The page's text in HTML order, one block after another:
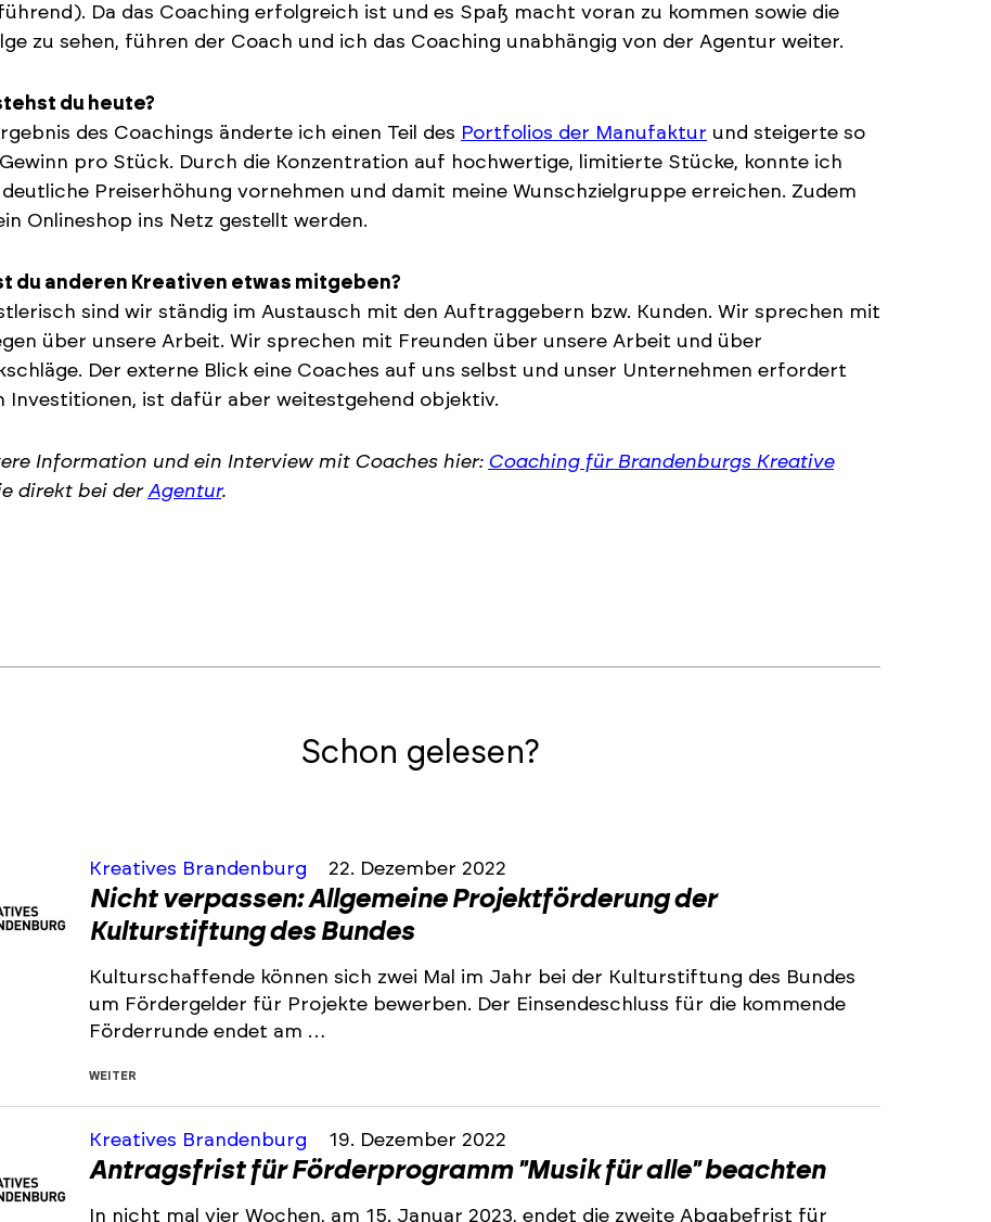
Da das Coaching erfolgreich ist und es Spaß macht voran zu kommen sowie die
zu sehen, führen der Coach und ich das Coaching unabhängig von der Agentur weiter.
du heute?
des Coachings änderte ich einen Teil des Portfolios der Manufaktur und steigerte so
pro Stück. Durch die Konzentration auf hochwertige, limitierte Stücke, konnte ich
deutliche Preiserhöhung vornehmen und damit meine Wunschzielgruppe erreichen. Zudem
Onlineshop ins Netz gestellt werden.
du anderen Kreativen etwas mitgeben?
sind wir ständig im Austausch mit den Auftraggebern bzw. Kunden. Wir sprechen mit
über unsere Arbeit. Wir sprechen mit Freunden über unsere Arbeit und über
Der externe Blick eine Coaches auf uns selbst und unser Unternehmen erfordert
Investitionen, ist dafür aber weitestgehend objektiv.
Information und ein Interview mit Coaches hier: Coaching für Brandenburgs Kreative
direkt bei derAgentur.
Schon gelesen?
Kreatives Brandenburg 22. Dezember 2022
Nicht verpassen: Allgemeine Projektförderung der
Kulturstiftung des Bundes
Kulturschaffende können sich zwei Mal im Jahr bei der Kulturstiftung des Bundes
um Fördergelder für Projekte bewerben. Der Einsendeschluss für die kommende
Förderrunde endet am …
WEITER
Kreatives Brandenburg 19. Dezember 2022
Antragsfrist für Förderprogramm "Musik für alle" beachten
In nicht mal vier Wochen, am 15. Januar 2023, endet die zweite Abgabefrist für